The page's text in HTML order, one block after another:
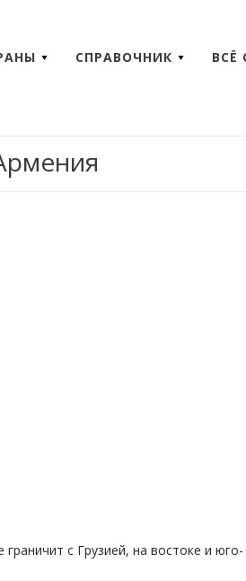
СПРАВОЧНИК ВСЁ
с Грузией, на востоке и юго-